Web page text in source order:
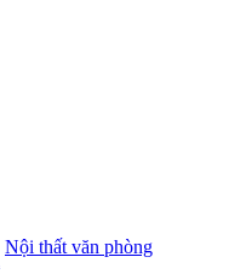
Nội thất văn phòng